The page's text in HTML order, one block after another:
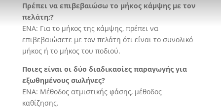
Πρέπει να επιβεβαιώσω το μήκος κάμψης με τον
πελάτη;?
ΕΝΑ: Για το μήκος της κάμψης, πρέπει να
επιβεβαιώσετε με τον πελάτη ότι είναι το συνολικό
μήκος ή το μήκος του ποδιού.
Ποιες είναι οι δύο διαδικασίες παραγωγής για
εξωθημένους σωλήνες?
ΕΝΑ: Μέθοδος ατμιστικής φάσης, μέθοδος
καθίζησης.